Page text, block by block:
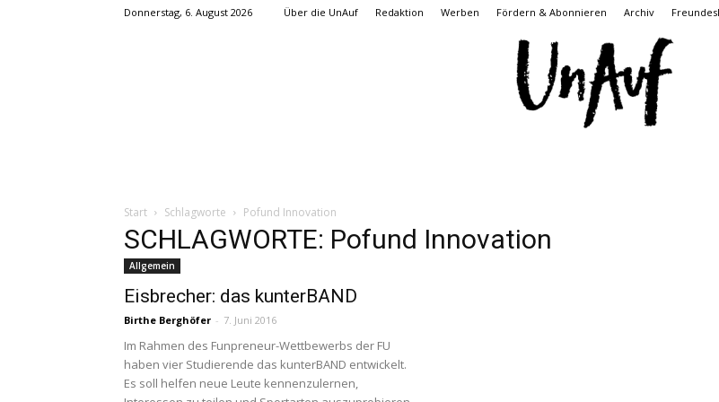
Donnerstag, 6. August 2026 Über die UnAuf Redaktion Werben Fördern & Abonnieren Archiv
Start Schlagworte Pofund Innovation
SCHLAGWORTE: Pofund Innovation
Allgemein
Eisbrecher: das kunterBAND
Birthe Berghöfer - 7. Juni 2016
Im Rahmen des Funpreneur-Wettbewerbs der FU
haben vier Studierende das kunterBAND entwickelt.
Es soll helfen neue Leute kennenzulernen,